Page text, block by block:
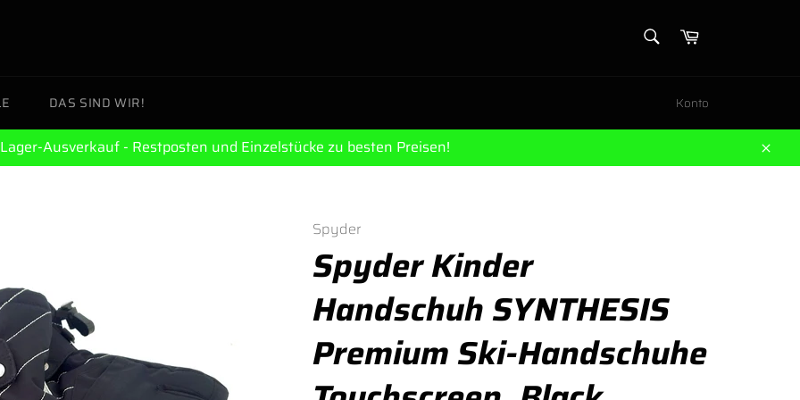
Suchen
Warenkorb
DAS SIND WIR! Konto
Ausverkauf - Restposten und Einzelstücke zu besten Preisen!
Spyder
Spyder Kinder
Handschuh SYNTHESIS
Premium Ski-Handschuhe